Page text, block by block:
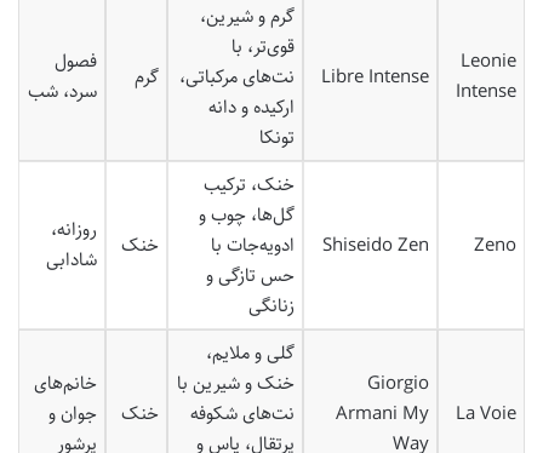
Leonie
Intense
Libre Intense
گرم و شیرین،
قوی‌تر، با
نت‌های مرکباتی،
ارکیده و دانه
تونکا
گرم
فصول
سرد، شب
Zeno
Shiseido Zen
خنک، ترکیب
گل‌ها، چوب و
ادویه‌جات با
حس تازگی و
زنانگی
خنک
روزانه،
شادابی
La Voie
Giorgio
Armani My
Way
گلی و ملایم،
خنک و شیرین با
نت‌های شکوفه
پرتقال، یاس و
خنک
خانم‌های
جوان و
پرشور